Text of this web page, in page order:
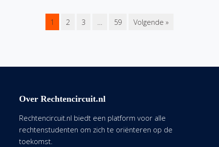
1 2 3 … 59 Volgende »
Over Rechtencircuit.nl
Rechtencircuit.nl biedt een platform voor alle
rechtenstudenten om zich te oriënteren op de
toekomst.